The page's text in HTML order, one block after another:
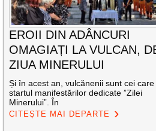
EROII DIN ADÂNCURI
OMAGIAȚI LA VULCAN,
ZIUA MINERULUI
Și în acest an, vulcănenii sunt cei
startul manifestărilor dedicate ”Zilei
Minerului”. În
CITEȘTE MAI DEPARTE